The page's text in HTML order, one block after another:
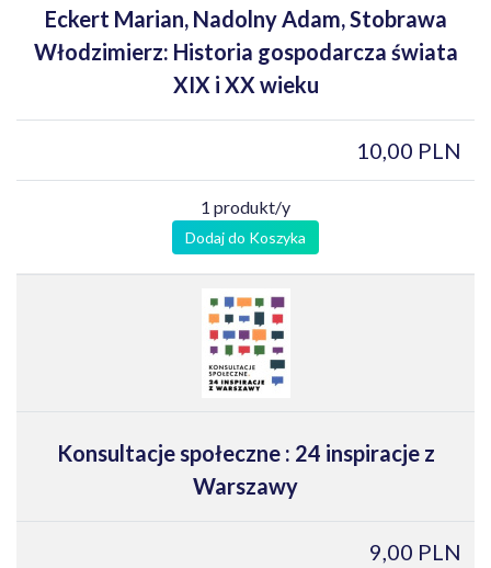
Eckert Marian, Nadolny Adam, Stobrawa
Włodzimierz: Historia gospodarcza świata
XIX i XX wieku
10,00 PLN
1 produkt/y
Dodaj do Koszyka
Konsultacje społeczne : 24 inspiracje z
Warszawy
9,00 PLN